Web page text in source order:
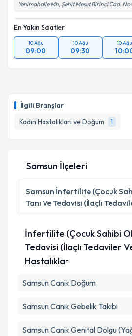
İlgili Branşlar
Kadın Hastalıkları ve Doğum
1
Yenimahalle Mh, Şehit Mesut Birinci Cad.
En Yakın Saatler
10 Ağu
09:00
10 Ağu
09:30
10 Ağu
Samsun İlçeleri
Samsun İnfertilite (Çocuk
Tanı Ve Tedavisi (İlaçlı
İnfertilite (Çocuk Sahibi
Tedavisi (İlaçlı Tedaviler
Hastalıklar
Samsun Canik Doğum
Samsun Canik Gebelik Takibi
Samsun Canik Genital Dolgu